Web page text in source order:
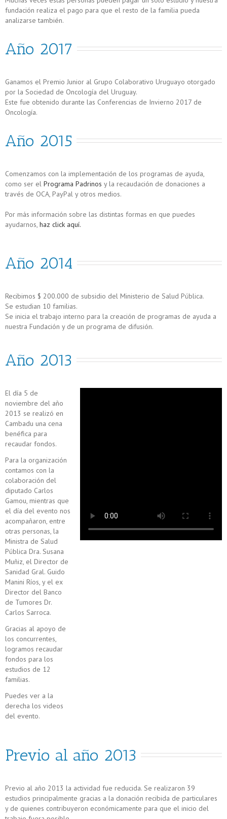
fundación realiza el pago para que el resto de la familia pueda
analizarse también.
Año 2017
Ganamos el Premio Junior al Grupo Colaborativo Uruguayo otorgado
por la Sociedad de Oncología del Uruguay.
Este fue obtenido durante las Conferencias de Invierno 2017 de
Oncología.
Año 2015
Comenzamos con la implementación de los programas de ayuda,
como ser el Programa Padrinos y la recaudación de donaciones a
través de OCA, PayPal y otros medios.
Por más información sobre las distintas formas en que puedes
ayudarnos, haz click aquí.
Año 2014
Recibimos $ 200.000 de subsidio del Ministerio de Salud Pública.
Se estudian 10 familias.
Se inicia el trabajo interno para la creación de programas de ayuda a
nuestra Fundación y de un programa de difusión.
Año 2013
El día 5 de
noviembre del año
2013 se realizó en
Cambadu una cena
benéfica para
recaudar fondos.
Para la organización
contamos con la
colaboración del
diputado Carlos
Gamou, mientras que
el día del evento nos
acompañaron, entre
otras personas, la
Ministra de Salud
Pública Dra. Susana
Muñiz, el Director de
Sanidad Gral. Guido
Manini Ríos, y el ex
Director del Banco
de Tumores Dr.
Carlos Sarroca.
Gracias al apoyo de
los concurrentes,
logramos recaudar
fondos para los
estudios de 12
familias.
Puedes ver a la
derecha los videos
del evento.
Previo al año 2013
Previo al año 2013 la actividad fue reducida. Se realizaron 39
estudios principalmente gracias a la donación recibida de particulares
y de quienes contribuyeron económicamente para que el inicio del